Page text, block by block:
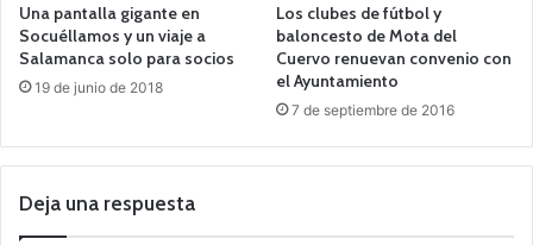
Una pantalla gigante en
Socuéllamos y un viaje a
Salamanca solo para socios
19 de junio de 2018
Los clubes de fútbol y
baloncesto de Mota del
Cuervo renuevan convenio con
el Ayuntamiento
7 de septiembre de 2016
Deja una respuesta